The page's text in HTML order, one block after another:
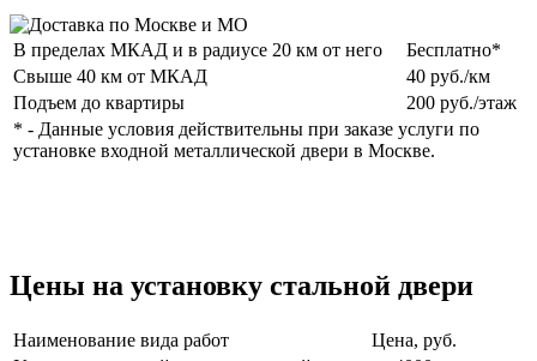
В пределах МКАД и в радиусе 20 км от него
Бесплатно*
Свыше 40 км от МКАД
40 руб./км
Подъем до квартиры
200 руб./этаж
* - Данные условия действительны при заказе услуги по
установке входной металлической двери в Москве.
Цены на установку стальной двери
Наименование вида работ
Цена, руб.